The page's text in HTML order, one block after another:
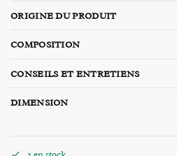
ORIGINE DU PRODUIT
COMPOSITION
CONSEILS ET ENTRETIENS
DIMENSION